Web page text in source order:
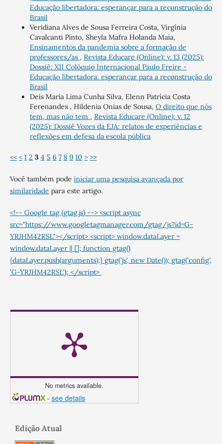
Educação libertadora: esperançar para a reconstrução do
Brasil
Veridiana Alves de Sousa Ferreira Costa, Virgínia
Cavalcanti Pinto, Sheyla Mafra Holanda Maia,
Ensinamentos da pandemia sobre a formação de
professores/as , Revista Educare (Online): v. 13 (2025):
Dossiê: XII Colóquio Internacional Paulo Freire -
Educação libertadora: esperançar para a reconstrução do
Brasil
Deis Maria Lima Cunha Silva, Elenn Patrícia Costa
Ferenandes , Hildenia Onias de Sousa, O direito que nós
tem, mas não tem , Revista Educare (Online): v. 12
(2025): Dossiê Vozes da EJA: relatos de experiências e
reflexões em defesa da escola pública
<< < 1 2 3 4 5 6 7 8 9 10 > >>
Você também pode iniciar uma pesquisa avançada por
similaridade para este artigo.
<!-- Google tag (gtag.js) --> <script async
src="https://www.googletagmanager.com/gtag/js?id=G-
YRJHM42RSL"></script> <script> window.dataLayer =
window.dataLayer || []; function gtag()
{dataLayer.push(arguments);} gtag('js', new Date()); gtag('config',
'G-YRJHM42RSL'); </script>
No metrics available.
- see details
Edição Atual